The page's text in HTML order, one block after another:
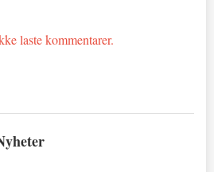
laste kommentarer.